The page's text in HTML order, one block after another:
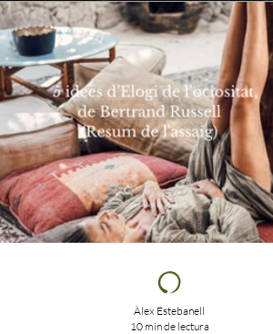
Àlex Estebanell
10 min de lectura